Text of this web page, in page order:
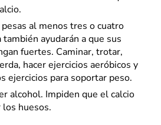
al menos tres o cuatro
ayudarán a que sus
fuertes. Caminar, trotar,
hacer ejercicios aeróbicos y
ejercicios para soportar peso.
alcohol. Impiden que el calcio
los huesos.